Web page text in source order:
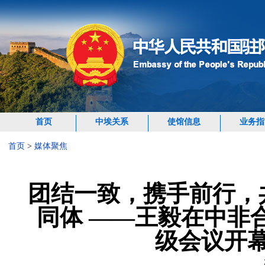
首页 中埃关系 使馆信息 业务
首页 > 媒体聚焦
团结一致，携手前行
同体 ——王毅在中非
级会议开